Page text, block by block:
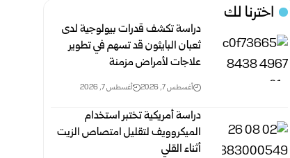
اخترنا لك
دراسة تكشف قدرات بيولوجية لدى
ثعبان البايثون قد تسهم في تطوير
علاجات لأمراض مزمنة
أغسطس 7, 2026 أغسطس 7, 2026
دراسة أمريكية تختبر استخدام
الميكروويف لتقليل امتصاص الزيت
أثناء القلي